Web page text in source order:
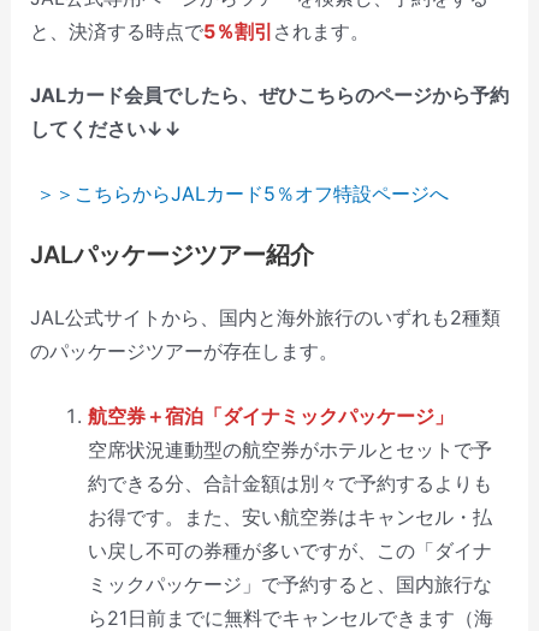
と、決済する時点で5％割引 されます。
JALカード会員でしたら、ぜひこちらのページから予約
してください↓↓
＞＞こちらからJALカード5％オフ特設ページへ
JALパッケージツアー紹介
JAL公式サイトから、国内と海外旅行のいずれも2種類
のパッケージツアーが存在します。
航空券＋宿泊「ダイナミックパッケージ」
空席状況連動型の航空券がホテルとセットで予
約できる分、合計金額は別々で予約するよりも
お得です。また、安い航空券はキャンセル・払
い戻し不可の券種が多いですが、この「ダイナ
ミックパッケージ」で予約すると、国内旅行な
ら21日前までに無料でキャンセルできます（海